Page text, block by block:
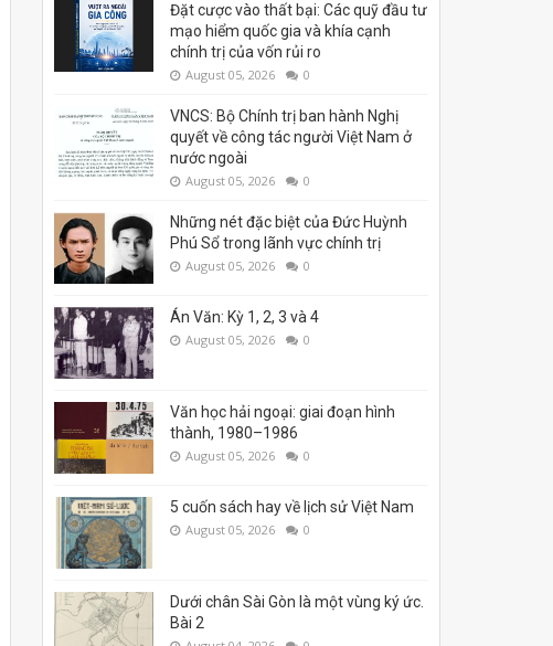
Đặt cược vào thất bại: Các quỹ đầu tư
mạo hiểm quốc gia và khía cạnh
chính trị của vốn rủi ro
August 05, 2026 0
VNCS: Bộ Chính trị ban hành Nghị
quyết về công tác người Việt Nam ở
nước ngoài
August 05, 2026 0
Những nét đặc biệt của Đức Huỳnh
Phú Sổ trong lãnh vực chính trị
August 05, 2026 0
Án Văn: Kỳ 1, 2, 3 và 4
August 05, 2026 0
Văn học hải ngoại: giai đoạn hình
thành, 1980–1986
August 05, 2026 0
5 cuốn sách hay về lịch sử Việt Nam
August 05, 2026 0
Dưới chân Sài Gòn là một vùng ký ức.
Bài 2